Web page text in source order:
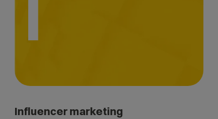
I
Influencer marketing